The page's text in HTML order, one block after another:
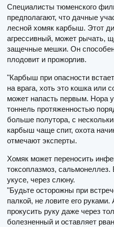
Специалисты тюменского
предполагают, что дачные
лесной хомяк карбыш. Этот
агрессивный, может рычать,
защечные мешки. Он
плодовит и прожорлив.
"Карбыш при опасности
на врага, хоть это кошка или
может напасть первым. Нора
тоннель протяженностью
больше полутора, с
карбыш чаще спит, охота
отмечают эксперты.
Хомяк может переносить
токсоплазмоз,
укусе, через слюну.
"Будьте осторожны при
палкой, не ловите его
прокусить руку даже через
болезненный и оставляет